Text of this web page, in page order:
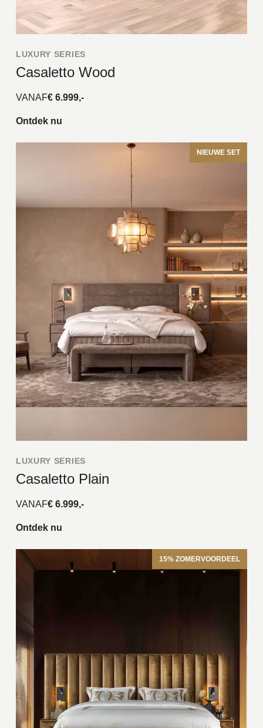
LUXURY SERIES
Casaletto Wood
VANAF€ 6.999,-
Ontdek nu
NIEUWE SET
LUXURY SERIES
Casaletto Plain
VANAF€ 6.999,-
Ontdek nu
15% ZOMERVOORDEEL